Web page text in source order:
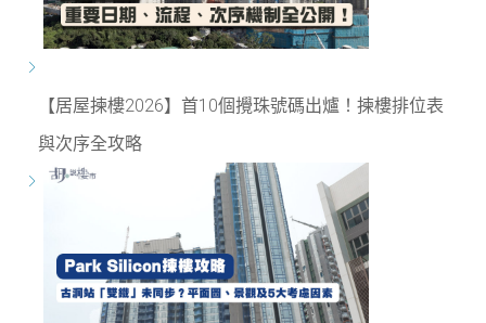
【居屋揀樓2026】首10個攪珠號碼出爐！揀樓排位表
與次序全攻略